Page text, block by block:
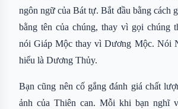
ngôn ngữ của Bát tự. Bắt đầu bằng cách
bằng tên của chúng, thay vì gọi chúng
nói Giáp Mộc thay vì Dương Mộc. Nói
hiểu là Dương Thủy.
Bạn cũng nên cố gắng đánh giá chất
ảnh của Thiên can. Mỗi khi bạn nghĩ